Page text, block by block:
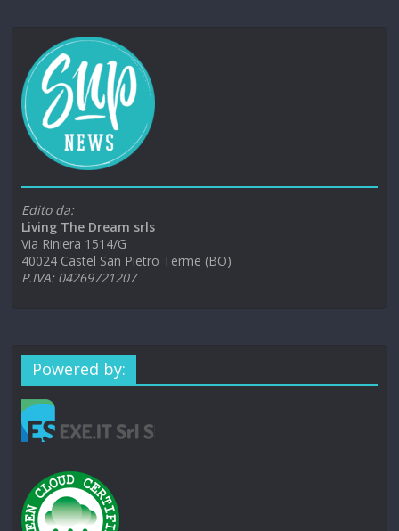
Edito da:
Living The Dream srls
Via Riniera 1514/G
40024 Castel San Pietro Terme (BO)
P.IVA: 04269721207
Powered by: